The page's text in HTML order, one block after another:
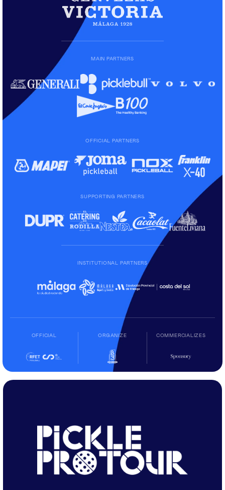
MAIN PARTNERS
OFFICIAL PARTNERS
SUPPORTING PARTNERS
INSTITUTIONAL PARTNERS
OFFICIAL ORGANIZE COMMERCIALIZES